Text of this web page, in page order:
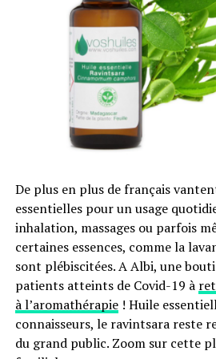
qui va contribuer à l’isolation de
hiver qu’en été. Autrement dit,
réduire significativement la
hiver et garder l’air frais à
À titre d’exemple, il est facile
fermeture du volet roulant selon
vous pouvez le laisser grand ouvert
en été, le volet roulant peut jouer
soleil.
D’autant plus que la motorisation
vous permet d’automatiser
selon l’effet escompté, la saison
vous fait gagner jusqu’à 10 %
vos factures.
De plus en plus de français
essentielles pour un usage
inhalation, massages ou parfois
certaines essences, comme la
sont plébiscitées. A Albi, une
patients atteints de Covid-19 à
à l’aromathérapie! Huile
connaisseurs, le ravintsara reste
du grand public. Zoom sur cette